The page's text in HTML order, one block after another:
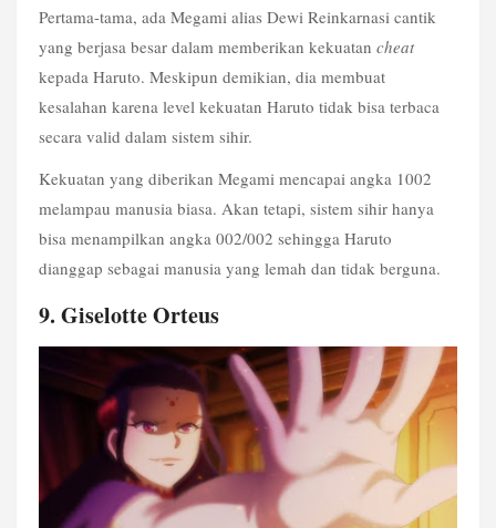
Pertama-tama, ada Megami alias Dewi Reinkarnasi cantik
yang berjasa besar dalam memberikan kekuatan cheat
kepada Haruto. Meskipun demikian, dia membuat
kesalahan karena level kekuatan Haruto tidak bisa terbaca
secara valid dalam sistem sihir.
Kekuatan yang diberikan Megami mencapai angka 1002
melampau manusia biasa. Akan tetapi, sistem sihir hanya
bisa menampilkan angka 002/002 sehingga Haruto
dianggap sebagai manusia yang lemah dan tidak berguna.
9. Giselotte Orteus